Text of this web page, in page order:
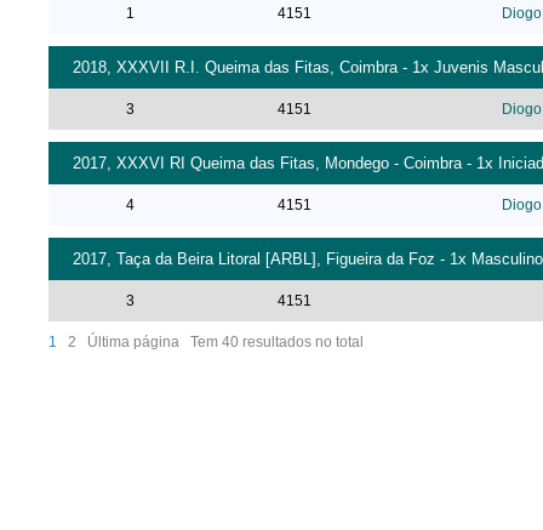
1 4151
2018, XXXVII R.I. Queima das Fitas, Coimbra - 1x Juvenis
3 4151
2017, XXXVI RI Queima das Fitas, Mondego - Coimbra - 1x
4 4151
2017, Taça da Beira Litoral [ARBL], Figueira da Foz - 1x
3 4151
1 2 Última página Tem 40 resultados no total